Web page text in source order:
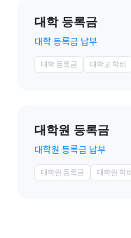
대학 등록금
대학 등록금 납부
대학 등록금 대학교 학비
대학원 등록금
대학원 등록금 납부
대학원 등록금 대학원 학비